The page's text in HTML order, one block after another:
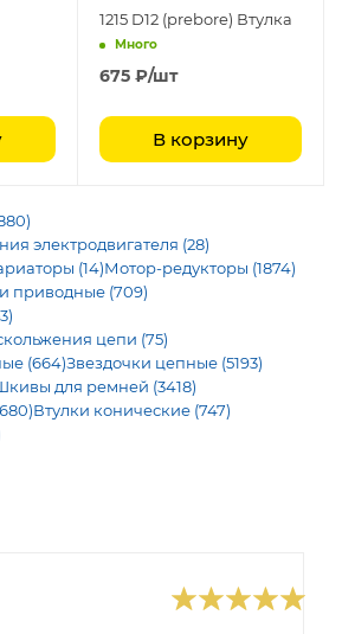
1215 D12 (prebore) Втулка
Много
675 ₽/шт
В корзину
электродвигателя (28)
(14)Мотор-редукторы (1874)
приводные (709)
цепи (75)
(664)Звездочки цепные (5193)
для ремней (3418)
Втулки конические (747)